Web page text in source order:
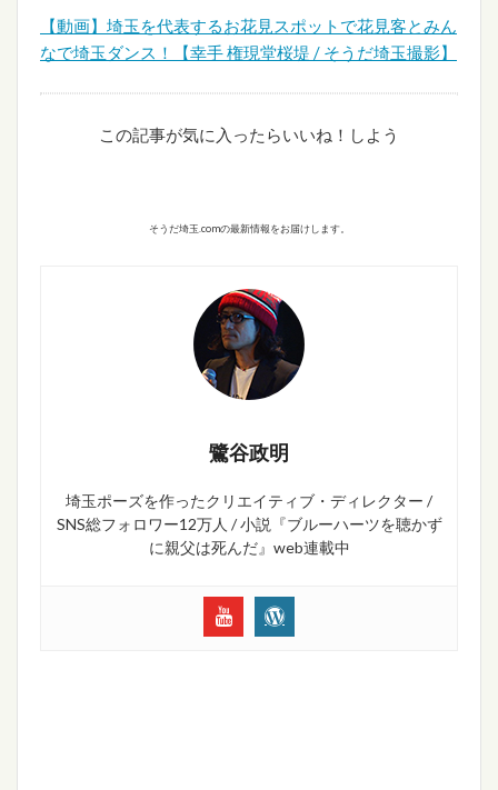
【動画】埼玉を代表するお花見スポットで花見客とみん
なで埼玉ダンス！【幸手 権現堂桜堤 / そうだ埼玉撮影】
この記事が気に入ったらいいね！しよう
そうだ埼玉.comの最新情報をお届けします。
鷺谷政明
埼玉ポーズを作ったクリエイティブ・ディレクター /
SNS総フォロワー12万人 / 小説『ブルーハーツを聴かず
に親父は死んだ』web連載中